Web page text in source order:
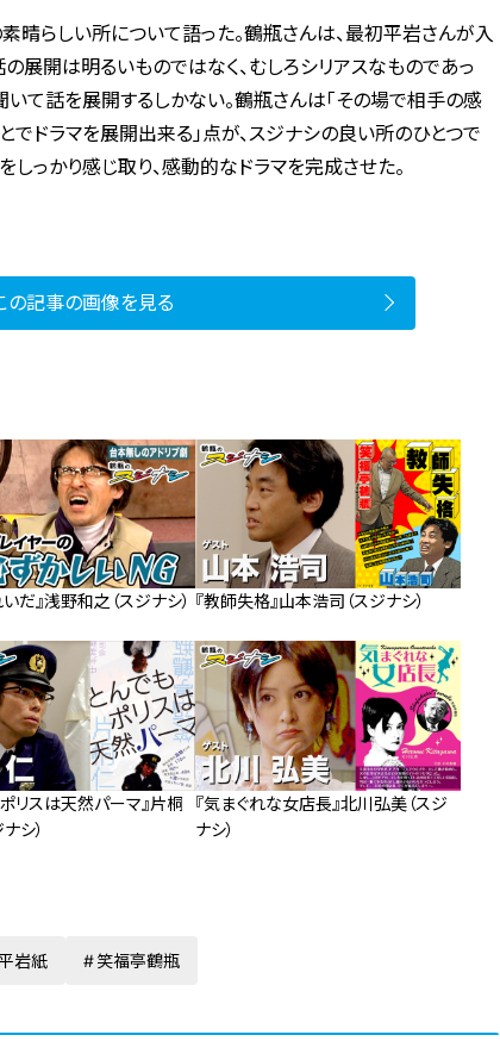
晴らしい所について語った。鶴瓶さんは、最初平岩さんが入
の展開は明るいものではなく、むしろシリアスなものであっ
いて話を展開するしかない。鶴瓶さんは「その場で相手の感
ドラマを展開出来る」点が、スジナシの良い所のひとつで
っかり感じ取り、感動的なドラマを完成させた。
の記事の画像を見る
だ』浅野和之（スジナシ） 『教師失格』山本浩司（スジナシ）
ポリスは天然パーマ』片桐
シ）
『気まぐれな女店長』北川弘美（スジ
ナシ）
岩紙 笑福亭鶴瓶